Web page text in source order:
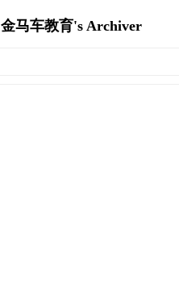
金马车教育's Archiver